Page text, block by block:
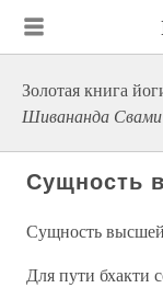
Золотая книга
Шивананда Свами
Сущность
Сущность
Для пути бхакти